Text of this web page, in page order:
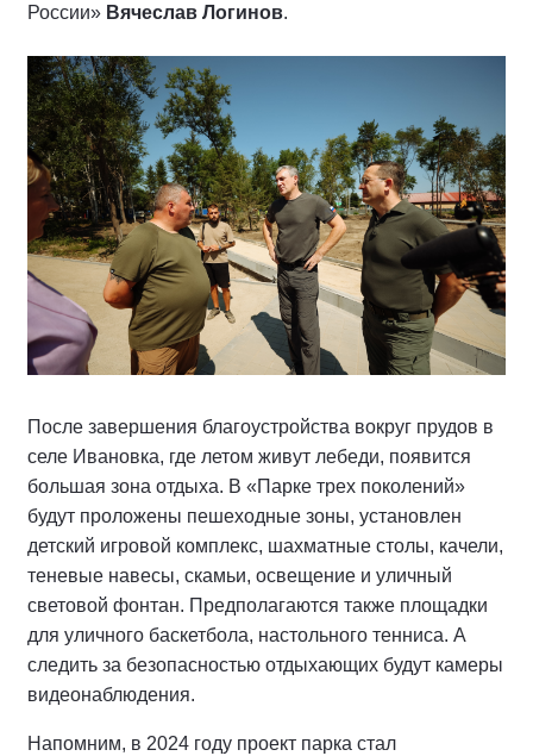
России» Вячеслав Логинов.
После завершения благоустройства вокруг прудов в
селе Ивановка, где летом живут лебеди, появится
большая зона отдыха. В «Парке трех поколений»
будут проложены пешеходные зоны, установлен
детский игровой комплекс, шахматные столы, качели,
теневые навесы, скамьи, освещение и уличный
световой фонтан. Предполагаются также площадки
для уличного баскетбола, настольного тенниса. А
следить за безопасностью отдыхающих будут камеры
видеонаблюдения.
Напомним, в 2024 году проект парка стал